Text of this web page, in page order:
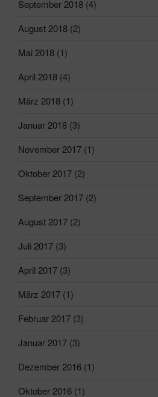
September 2018 (4)
August 2018 (2)
Mai 2018 (1)
April 2018 (4)
März 2018 (1)
Januar 2018 (3)
November 2017 (1)
Oktober 2017 (2)
September 2017 (2)
August 2017 (2)
Juli 2017 (3)
April 2017 (3)
März 2017 (1)
Februar 2017 (3)
Januar 2017 (3)
Dezember 2016 (1)
Oktober 2016 (1)